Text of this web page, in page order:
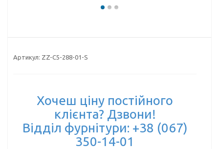
Артикул: ZZ-C5-288-01-S
Хочеш ціну постійного
клієнта? Дзвони!
Відділ фурнітури: +38 (067)
350-14-01